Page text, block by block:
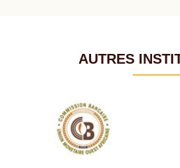
AUTRES